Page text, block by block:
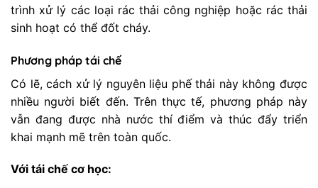
trình xử lý các loại rác thải công nghiệp hoặc rác thải
sinh hoạt có thể đốt cháy.
Phương pháp tái chế
Có lẽ, cách xử lý nguyên liệu phế thải này không được
nhiều người biết đến. Trên thực tế, phương pháp này
vẫn đang được nhà nước thí điểm và thúc đẩy triển
khai mạnh mẽ trên toàn quốc.
Với tái chế cơ học: